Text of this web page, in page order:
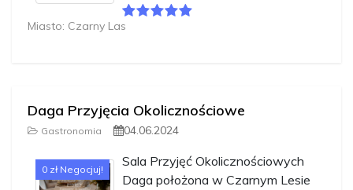
Miasto: Czarny Las
Daga Przyjęcia Okolicznościowe
Gastronomia 04.06.2024
0 zł Negocjuj!
Sala Przyjęć Okolicznościowych
Daga położona w Czarnym Lesie